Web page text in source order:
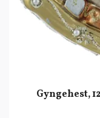
Gyngehest,